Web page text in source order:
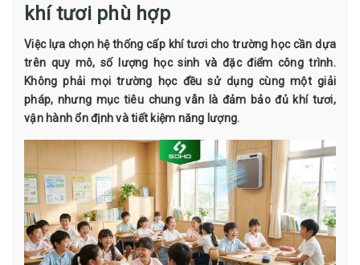
khí tươi phù hợp
Việc lựa chọn hệ thống cấp khí tươi cho trường học cần dựa
trên quy mô, số lượng học sinh và đặc điểm công trình.
Không phải mọi trường học đều sử dụng cùng một giải
pháp, nhưng mục tiêu chung vẫn là đảm bảo đủ khí tươi,
vận hành ổn định và tiết kiệm năng lượng.